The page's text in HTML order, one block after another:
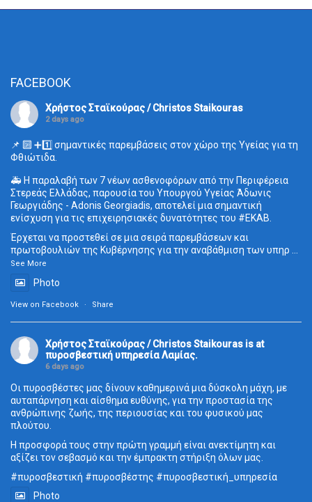
FACEBOOK
Χρήστος Σταϊκούρας / Christos Staikouras
2 days ago
📌 🔟 ➕1️⃣ σημαντικές παρεμβάσεις στον χώρο της Υγείας για τη
Φθιώτιδα.
🚑 Η παραλαβή των 7 νέων ασθενοφόρων από την Περιφέρεια
Στερεάς Ελλάδας, παρουσία του Υπουργού Υγείας Άδωνις
Γεωργιάδης - Adonis Georgiadis, αποτελεί μια σημαντική
ενίσχυση για τις επιχειρησιακές δυνατότητες του #ΕΚΑΒ
Έρχεται να προστεθεί σε μια σειρά παρεμβάσεων και
πρωτοβουλιών της Κυβέρνησης για την αναβάθμιση των υπηρ
See More
Photo
View on Facebook · Share
Χρήστος Σταϊκούρας / Christos Staikouras is at
πυροσβεστική υπηρεσία Λαμίας.
6 days ago
Οι πυροσβέστες μας δίνουν καθημερινά μια δύσκολη μάχη, με
αυταπάρνηση και αίσθημα ευθύνης, για την προστασία της
ανθρώπινης ζωής, της περιουσίας και του φυσικού μας
πλούτου.
Η προσφορά τους στην πρώτη γραμμή είναι ανεκτίμητη και
αξίζει τον σεβασμό και την έμπρακτη στήριξη όλων μας.
#πυροσβεστική #πυροσβέστης #πυροσβεστική_ υπηρεσία
Photo